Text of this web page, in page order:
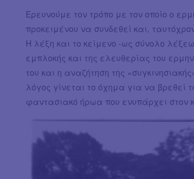
Ερευνούμε τον τρόπο με τον οποίο ο
προκειμένου να συνδεθεί και,
Η λέξη και το κείμενο -ως σύνολο
εμπλοκής και της ελευθερίας του
του και η αναζήτηση της
λόγος γίνεται το όχημα για να βρεθεί
φαντασιακό ήρωα που ενυπάρχει στον